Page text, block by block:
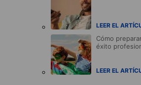
LEER EL
Cómo
éxito
LEER EL